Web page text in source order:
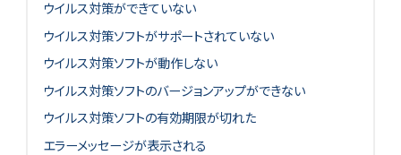
ウイルス対策ができていない
ウイルス対策ソフトがサポートされていない
ウイルス対策ソフトが動作しない
ウイルス対策ソフトのバージョンアップができない
ウイルス対策ソフトの有効期限が切れた
エラーメッセージが表示される